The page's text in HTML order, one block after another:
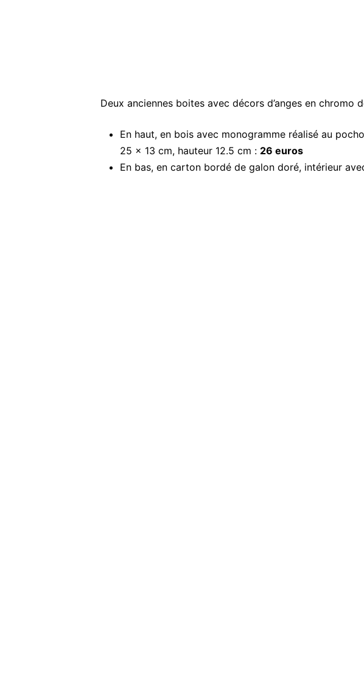
Deux anciennes boites avec décors d’anges en chromo
En haut, en bois avec monogramme réalisé au
25 x 13 cm, hauteur 12.5 cm : 26 euros
En bas, en carton bordé de galon doré, intérieur